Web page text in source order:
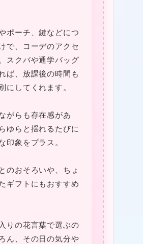
ポーチ、鍵などにつ
で、コーデのアクセ
スクバや通学バッグ
ば、放課後の時間も
にしてくれます。
がらも存在感があ
ゆらと揺れるたびに
印象をプラス。
のおそろいや、ちょ
ギフトにもおすすめ
りの花言葉で選ぶの
ん、その日の気分や
❤